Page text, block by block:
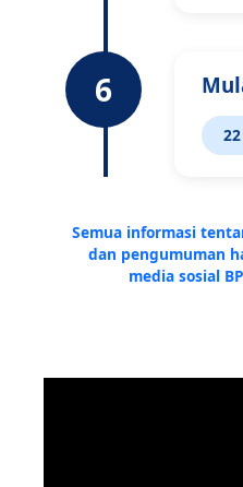
6
Semua informasi
dan pengumuman
media sosial